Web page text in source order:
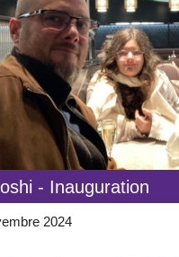
- Inauguration
2024